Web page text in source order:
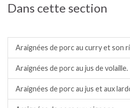
Dans cette section
Araignées de porc au curry et son
Araignées de porc au jus de volaille.
Araignées de porc au jus et aux